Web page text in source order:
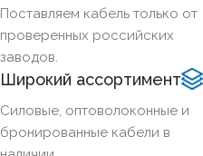
Поставляем кабель только от
проверенных российских
заводов.
Широкий ассортимент
Силовые, оптоволоконные и
бронированные кабели в